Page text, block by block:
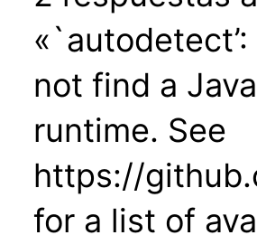
not find a
runtime. See
https://
for a list of